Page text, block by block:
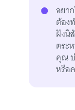
อยา
ต้อง
ฝังนิ
ตระ
คุณ
หรือ